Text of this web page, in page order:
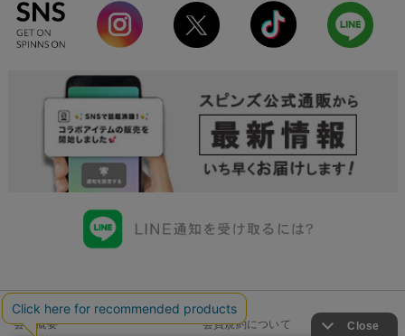
会社概要 会員規約について